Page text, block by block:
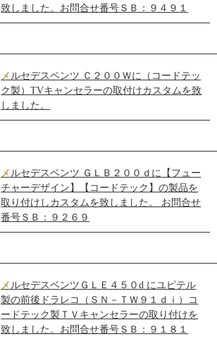
致しました。お問合せ番号ＳＢ：９４９１
メルセデスベンツ Ｃ２００Ｗに（コードテッ
ク製）TVキャンセラーの取付けカスタムを致
しました。
メルセデスベンツ ＧＬＢ２００ｄに【フュー
チャーデザイン】【コードテック】の製品を
取り付けしカスタムを致しました。 お問合せ
番号ＳＢ：９２６９
メルセデスベンツＧＬＥ４５０d にユピテル
製の前後ドラレコ（ＳＮ－ＴＷ９１ｄｉ）コ
ードテック製ＴＶキャンセラーの取り付けを
致しました。お問合せ番号ＳＢ：９１８１